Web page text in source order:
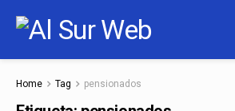
Home Tag pensionados